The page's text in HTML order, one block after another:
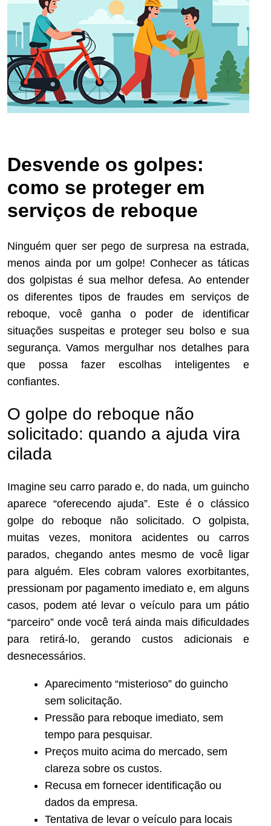
Desvende os golpes:
como se proteger em
serviços de reboque
Ninguém quer ser pego de surpresa na estrada,
menos ainda por um golpe! Conhecer as táticas
dos golpistas é sua melhor defesa. Ao entender
os diferentes tipos de fraudes em serviços de
reboque, você ganha o poder de identificar
situações suspeitas e proteger seu bolso e sua
segurança. Vamos mergulhar nos detalhes para
que possa fazer escolhas inteligentes e
confiantes.
O golpe do reboque não
solicitado: quando a ajuda vira
cilada
Imagine seu carro parado e, do nada, um guincho
aparece “oferecendo ajuda”. Este é o clássico
golpe do reboque não solicitado. O golpista,
muitas vezes, monitora acidentes ou carros
parados, chegando antes mesmo de você ligar
para alguém. Eles cobram valores exorbitantes,
pressionam por pagamento imediato e, em alguns
casos, podem até levar o veículo para um pátio
“parceiro” onde você terá ainda mais dificuldades
para retirá-lo, gerando custos adicionais e
desnecessários.
Aparecimento “misterioso” do guincho
sem solicitação.
Pressão para reboque imediato, sem
tempo para pesquisar.
Preços muito acima do mercado, sem
clareza sobre os custos.
Recusa em fornecer identificação ou
dados da empresa.
Tentativa de levar o veículo para locais